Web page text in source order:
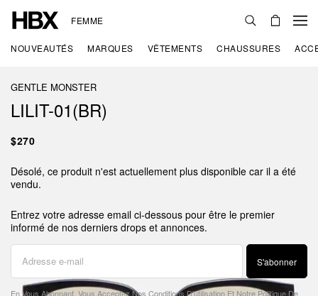
FEMME
NOUVEAUTÉS MARQUES VÊTEMENTS CHAUSSURES
GENTLE MONSTER
LILIT-01(BR)
$270
Désolé, ce produit n'est actuellement plus disponible car il a été
vendu.
Entrez votre adresse email ci-dessous pour être le premier
informé de nos derniers drops et annonces.
S'abonner
En Vous Abonnant, Vous Acceptez Nos Conditions D'utilisation Et NotrePolitique De